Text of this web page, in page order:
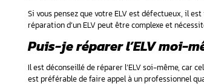
modèles :
Modèles Mercedes
etc.